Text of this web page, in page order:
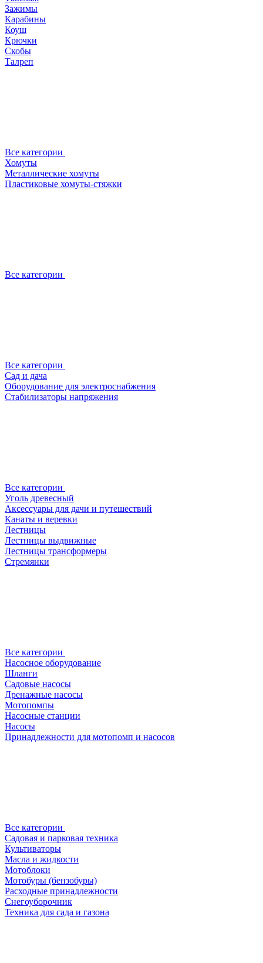
Зажимы
Карабины
Коуш
Крючки
Скобы
Талреп
Все категории
Хомуты
Металлические хомуты
Пластиковые хомуты-стяжки
Все категории
Все категории
Сад и дача
Оборудование для электроснабжения
Стабилизаторы напряжения
Все категории
Уголь древесный
Аксессуары для дачи и путешествий
Канаты и веревки
Лестницы
Лестницы выдвижные
Лестницы трансформеры
Стремянки
Все категории
Насосное оборудование
Шланги
Садовые насосы
Дренажные насосы
Мотопомпы
Насосные станции
Насосы
Принадлежности для мотопомп и насосов
Все категории
Садовая и парковая техника
Культиваторы
Масла и жидкости
Мотоблоки
Мотобуры (бензобуры)
Расходные принадлежности
Снегоуборочник
Техника для сада и газона